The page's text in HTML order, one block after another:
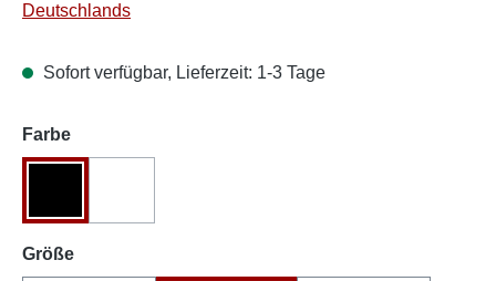
Deutschlands
Sofort verfügbar, Lieferzeit: 1-3 Tage
Farbeauswählen
Größeauswählen